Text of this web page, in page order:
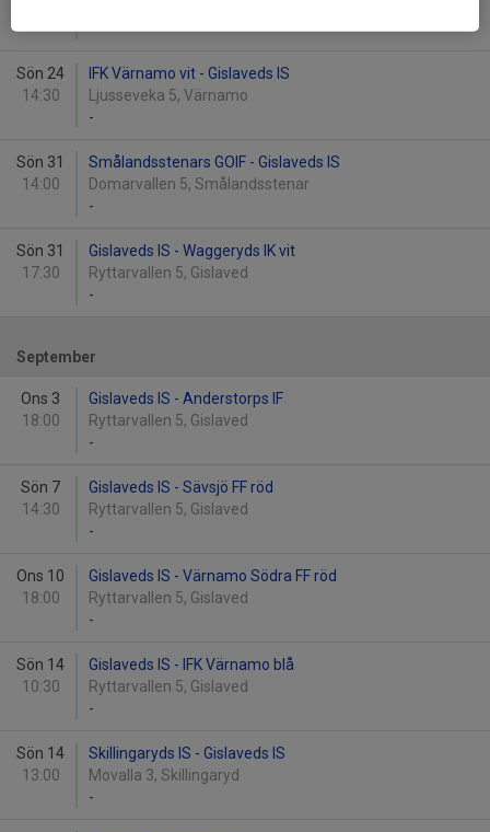
-
Sön 24
14:30
IFK Värnamo vit - Gislaveds IS
Ljusseveka 5, Värnamo
-
Sön 31
14:00
Smålandsstenars GOIF - Gislaveds IS
Domarvallen 5, Smålandsstenar
-
Sön 31
17:30
Gislaveds IS - Waggeryds IK vit
Ryttarvallen 5, Gislaved
-
September
Ons 3
18:00
Gislaveds IS - Anderstorps IF
Ryttarvallen 5, Gislaved
-
Sön 7
14:30
Gislaveds IS - Sävsjö FF röd
Ryttarvallen 5, Gislaved
-
Ons 10
18:00
Gislaveds IS - Värnamo Södra FF röd
Ryttarvallen 5, Gislaved
-
Sön 14
10:30
Gislaveds IS - IFK Värnamo blå
Ryttarvallen 5, Gislaved
-
Sön 14
13:00
Skillingaryds IS - Gislaveds IS
Movalla 3, Skillingaryd
-